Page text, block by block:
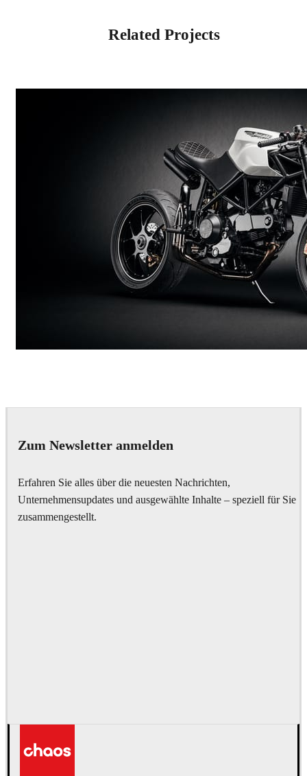
Related Projects
Zum Newsletter anmelden
Erfahren Sie alles über die neuesten Nachrichten,
Unternehmensupdates und ausgewählte Inhalte – speziell für Sie
zusammengestellt.